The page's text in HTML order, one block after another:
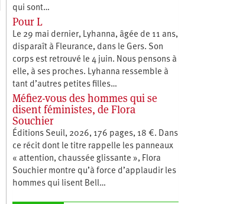
qui sont…
Pour L
Le 29 mai dernier, Lyhanna, âgée de 11 ans,
disparaît à Fleurance, dans le Gers. Son
corps est retrouvé le 4 juin. Nous pensons à
elle, à ses proches. Lyhanna ressemble à
tant d’autres petites filles…
Méfiez-vous des hommes qui se
disent féministes, de Flora
Souchier
Éditions Seuil, 2026, 176 pages, 18 €. Dans
ce récit dont le titre rappelle les panneaux
« attention, chaussée glissante », Flora
Souchier montre qu’à force d’applaudir les
hommes qui lisent Bell…